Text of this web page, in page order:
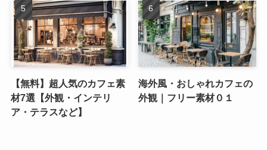
【無料】超人気のカフェ素
材7選【外観・インテリ
ア・テラスなど】
海外風・おしゃれカフェの
外観｜フリー素材０１